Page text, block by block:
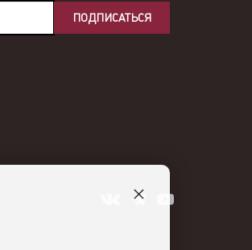
ПОДПИСАТЬСЯ
×